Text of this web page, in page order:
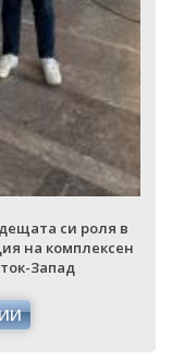
си роля в
на комплексен
Запад